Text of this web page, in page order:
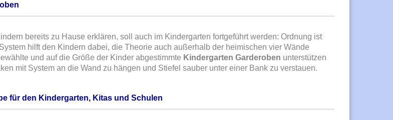
bereits zu Hause erklären, soll auch im Kindergarten fortgeführt werden: Ordnung ist
hilft den Kindern dabei, die Theorie auch außerhalb der heimischen vier Wände
und auf die Größe der Kinder abgestimmte Kindergarten Garderoben unterstützen
mit System an die Wand zu hängen und Stiefel sauber unter einer Bank zu verstauen.
für den Kindergarten, Kitas und Schulen